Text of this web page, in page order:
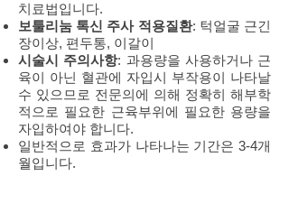
치료법입니다.
보툴리눔 톡신 주사 적용질환: 턱얼굴 근긴
장이상, 편두통, 이갈이
시술시 주의사항: 과용량을 사용하거나 근
육이 아닌 혈관에 자입시 부작용이 나타날
수 있으므로 전문의에 의해 정확히 해부학
적으로 필요한 근육부위에 필요한 용량을
자입하여야 합니다.
일반적으로 효과가 나타나는 기간은 3-4개
월입니다.